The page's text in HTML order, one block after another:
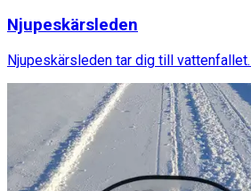
Njupeskärsleden
Njupeskärsleden tar dig till vattenfallet.